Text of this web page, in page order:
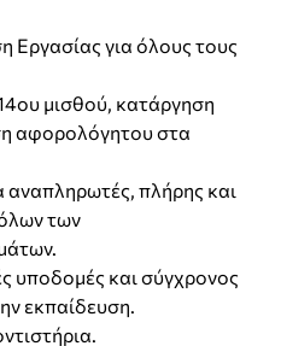
Εργασίας για όλους τους
μισθού, κατάργηση
αφορολόγητου στα
αναπληρωτές, πλήρης και
των
υποδομές και σύγχρονος
εκπαίδευση.